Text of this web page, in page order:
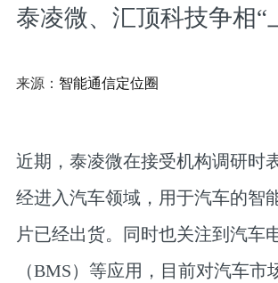
泰凌微、汇顶科技争相“
来源： 智能通信定位圈
近期，泰凌微在接受机构调研时
经进入汽车领域， 用于汽车的智
片已经出货。
同时也关注到汽车
（BMS）等应用，目前对汽车市